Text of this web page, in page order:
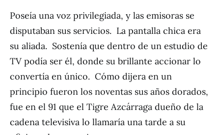
Poseía una voz privilegiada, y las emisoras se
disputaban sus servicios. La pantalla chica era
su aliada. Sostenía que dentro de un estudio de
TV podía ser él, donde su brillante accionar lo
convertía en único. Cómo dijera en un
principio fueron los noventas sus años dorados,
fue en el 91 que el Tigre Azcárraga dueño de la
cadena televisiva lo llamaría una tarde a su